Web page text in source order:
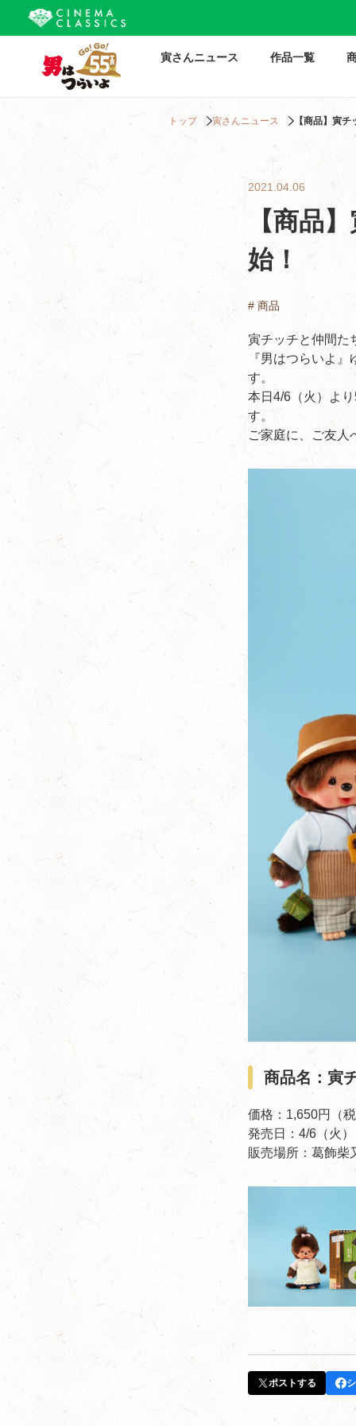
寅さんニュース 作品一覧
トップ 寅さんニュース 【商品】寅
2021.04.06
【商品
始！
# 商品
寅チッチと仲間た
『男はつらいよ
す。
本日4/6（火）よ
す。
ご家庭に、ご友
商品名：寅
価格：1,650円（
発売日：4/6（火）
販売場所：葛飾柴
ポストする